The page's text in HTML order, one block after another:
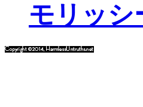
モリッシ